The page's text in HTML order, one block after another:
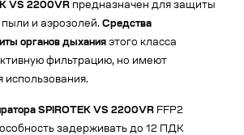
VS 2200VR предназначен для защиты
и аэрозолей. Средства
органов дыхания этого класса
фильтрацию, но имеют
использования.
SPIROTEK VS 2200VR FFP2
задерживать до 12 ПДК